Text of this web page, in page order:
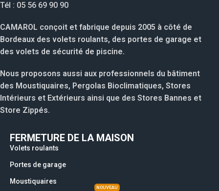
Tél : 05 56 69 90 90
CAMAROL conçoit et fabrique depuis 2005 à côté de
Bordeaux des volets roulants, des portes de garage et
des volets de sécurité de piscine.
Nous proposons aussi aux professionnels du bâtiment
des Moustiquaires, Pergolas Bioclimatiques, Stores
Intérieurs et Extérieurs ainsi que des Stores Bannes et
Store Zippés.
FERMETURE DE LA MAISON
Volets roulants
Portes de garage
Moustiquaires
NOUVEAU